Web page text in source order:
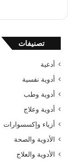
تصنيفات
أدعية
أدوية نفسية
أدوية وطب
أدوية وعلاج
أزياء وإكسسوارات
الأدوية والصحة
الأدوية والعلاج